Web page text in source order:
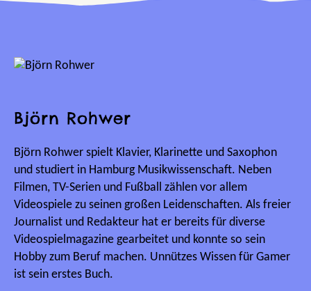
Björn Rohwer
Björn Rohwer spielt Klavier, Klarinette und Saxophon
und studiert in Hamburg Musikwissenschaft. Neben
Filmen, TV-Serien und Fußball zählen vor allem
Videospiele zu seinen großen Leidenschaften. Als freier
Journalist und Redakteur hat er bereits für diverse
Videospielmagazine gearbeitet und konnte so sein
Hobby zum Beruf machen. Unnützes Wissen für Gamer
ist sein erstes Buch.